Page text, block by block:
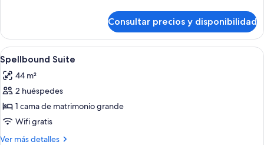
King
Terrace
Consultar precios y disponibilidad
Abrir
todas
las
fotos
de
Spellbound
Suite
Un espacio habitable compacto
2
Spellbound Suite
44 m²
2 huéspedes
1 cama de matrimonio grande
Wifi gratis
Ver más detalles
Más